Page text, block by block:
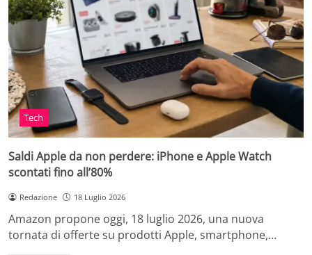
Tech
Saldi Apple da non perdere: iPhone e Apple Watch
scontati fino all’80%
Redazione 18 Luglio 2026
Amazon propone oggi, 18 luglio 2026, una nuova
tornata di offerte su prodotti Apple, smartphone,…